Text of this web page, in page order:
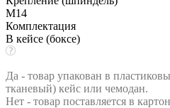
М14
Комплектация
В кейсе (боксе)
Да - товар упакован в
тканевый) кейс или чемодан.
Нет - товар поставляется в